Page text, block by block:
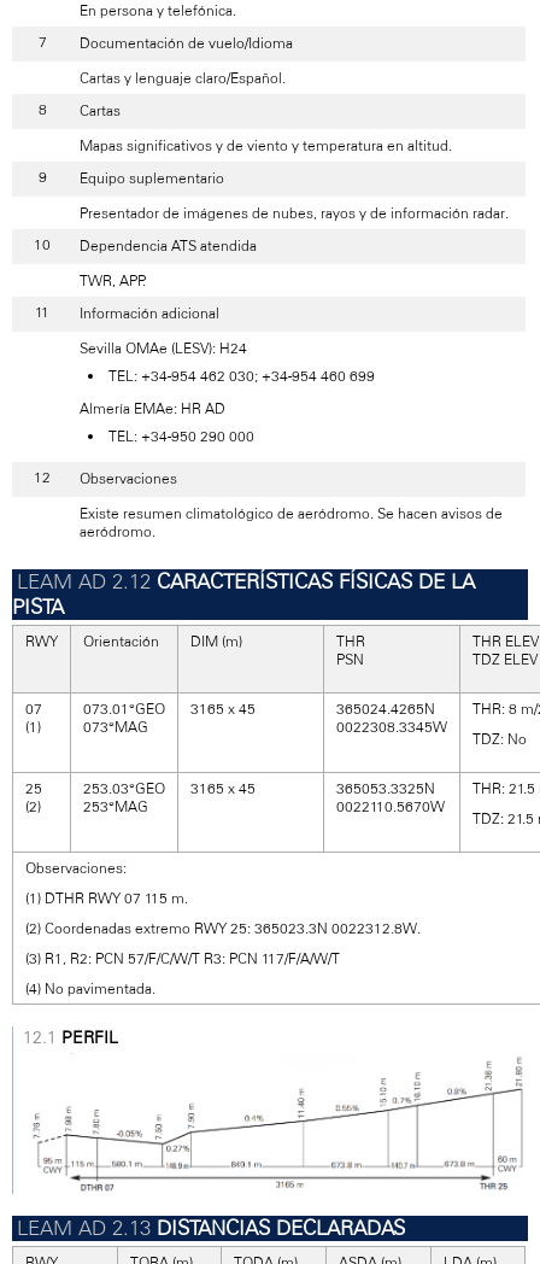
En persona y telefónica.
Documentación de vuelo/Idioma
Cartas y lenguaje claro/Español.
Cartas
Mapas significativos y de viento y temperatura en altitud.
Equipo suplementario
Presentador de imágenes de nubes, rayos y de información radar.
Dependencia ATS atendida
TWR, APP.
Información adicional
Sevilla OMAe (LESV): H24
TEL: +34-954 462 030; +34-954 460 699
Almería EMAe: HR AD
TEL: +34-950 290 000
Observaciones
Existe resumen climatológico de aeródromo. Se hacen avisos de
aeródromo.
CARACTERÍSTICAS FÍSICAS DE LA
PISTA
RWY Orientación DIM (m)
THR
PSN
THR ELEV
TDZ ELEV
07
(1)
073.01°GEO
073°MAG
3165 x 45
365024.4265N
0022308.3345W
THR: 8
TDZ: No
25
(2)
253.03°GEO
253°MAG
3165 x 45
365053.3325N
0022110.5670W
THR:
TDZ:
Observaciones:
(1) DTHR RWY 07 115 m.
(2) Coordenadas extremo RWY 25: 365023.3N 0022312.8W.
(3) R1, R2: PCN 57/F/C/W/T R3: PCN 117/F/A/W/T
(4) No pavimentada.
PERFIL
DISTANCIAS DECLARADAS